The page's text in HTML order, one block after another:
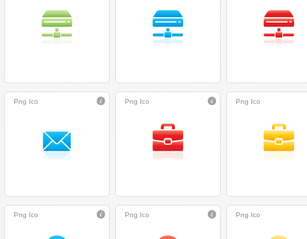
Png Ico Png Ico Png Ico
Png Ico Png Ico Png Ico